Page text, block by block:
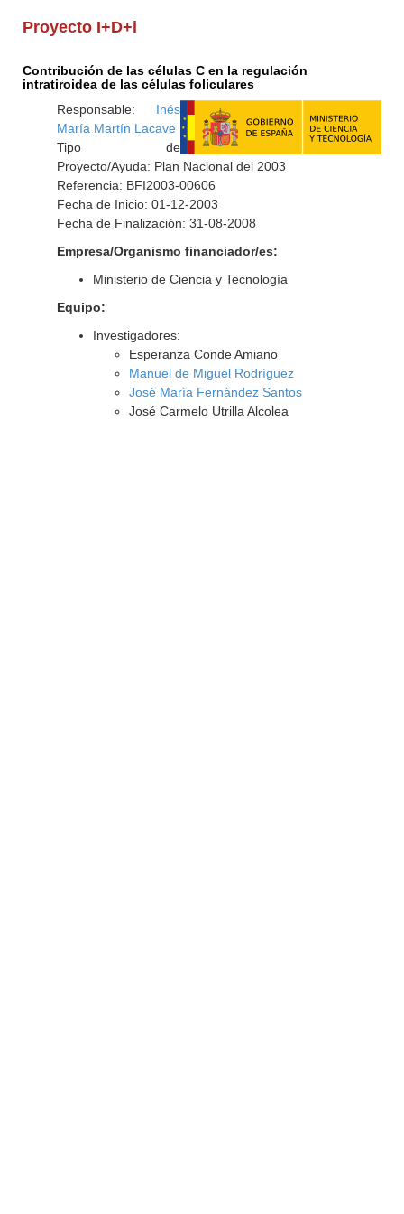
Proyecto I+D+i
Contribución de las células C en la regulación
intratiroidea de las células foliculares
Responsable: Inés
María Martín Lacave
Tipo de
Proyecto/Ayuda: Plan Nacional del 2003
Referencia: BFI2003-00606
Fecha de Inicio: 01-12-2003
Fecha de Finalización: 31-08-2008
Empresa/Organismo financiador/es:
Ministerio de Ciencia y Tecnología
Equipo:
Investigadores:
Esperanza Conde Amiano
Manuel de Miguel Rodríguez
José María Fernández Santos
José Carmelo Utrilla Alcolea